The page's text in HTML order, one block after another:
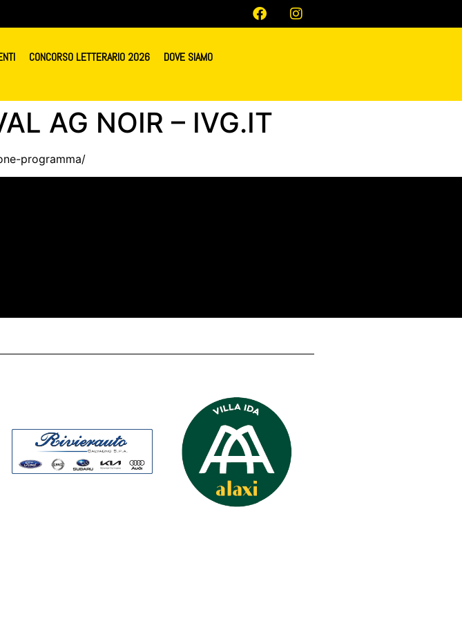
CONCORSO LETTERARIO 2026 DOVE SIAMO
AG NOIR – IVG.IT
programma/